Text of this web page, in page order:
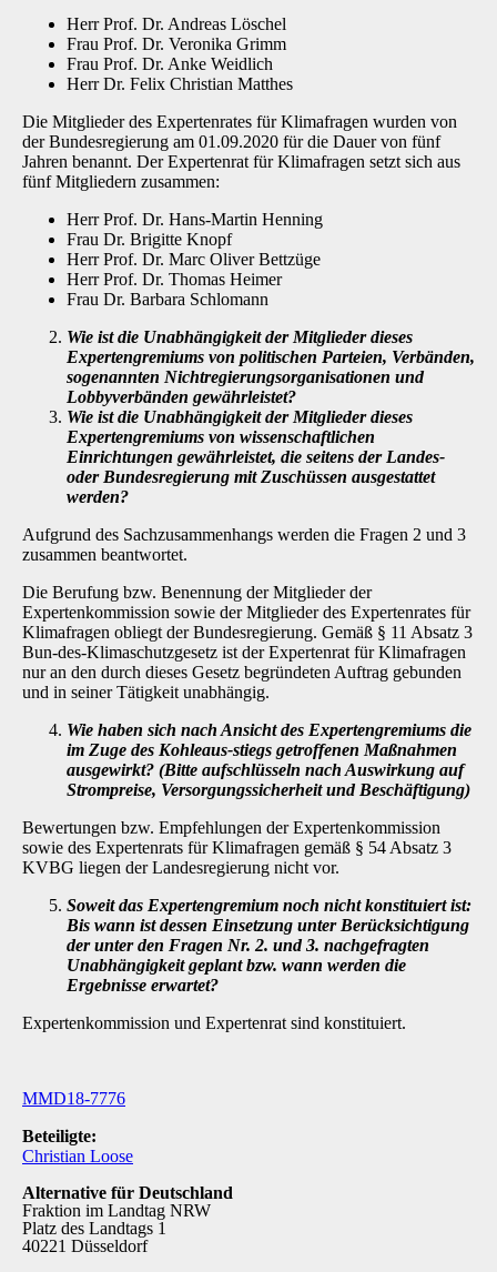
Herr Prof. Dr. Andreas Löschel
Frau Prof. Dr. Veronika Grimm
Frau Prof. Dr. Anke Weidlich
Herr Dr. Felix Christian Matthes
Die Mitglieder des Expertenrates für Klimafragen wurden von
der Bundesregierung am 01.09.2020 für die Dauer von fünf
Jahren benannt. Der Expertenrat für Klimafragen setzt sich aus
fünf Mitgliedern zusammen:
Herr Prof. Dr. Hans-Martin Henning
Frau Dr. Brigitte Knopf
Herr Prof. Dr. Marc Oliver Bettzüge
Herr Prof. Dr. Thomas Heimer
Frau Dr. Barbara Schlomann
Wie ist die Unabhängigkeit der Mitglieder dieses
Expertengremiums von politi­schen Parteien, Verbänden,
sogenannten Nichtregierungsorganisationen und
Lobbyverbänden gewährleistet?
Wie ist die Unabhängigkeit der Mitglieder dieses
Expertengremiums von wissen­schaftlichen
Einrichtungen gewährleistet, die seitens der Landes-
oder Bundes­regierung mit Zuschüssen ausgestattet
werden?
Aufgrund des Sachzusammenhangs werden die Fragen 2 und 3
zusammen beantwortet.
Die Berufung bzw. Benennung der Mitglieder der
Expertenkommission sowie der Mitglieder des Expertenrates für
Klimafragen obliegt der Bundesregierung. Gemäß § 11 Absatz 3
Bun-des-Klimaschutzgesetz ist der Expertenrat für Klimafragen
nur an den durch dieses Gesetz begründeten Auftrag gebunden
und in seiner Tätigkeit unabhängig.
Wie haben sich nach Ansicht des Expertengremiums die
im Zuge des Kohleaus-stiegs getroffenen Maßnahmen
ausgewirkt? (Bitte aufschlüsseln nach Auswir­kung auf
Strompreise, Versorgungssicherheit und Beschäftigung)
Bewertungen bzw. Empfehlungen der Expertenkommission
sowie des Expertenrats für Klima­fragen gemäß § 54 Absatz 3
KVBG liegen der Landesregierung nicht vor.
Soweit das Expertengremium noch nicht konstituiert ist:
Bis wann ist dessen Ein­setzung unter Berücksichtigung
der unter den Fragen Nr. 2. und 3. nachgefragten
Unabhängigkeit geplant bzw. wann werden die
Ergebnisse erwartet?
Expertenkommission und Expertenrat sind konstituiert.
MMD18-7776
Beteiligte:
Christian Loose
Alternative für Deutschland
Fraktion im Landtag NRW
Platz des Landtags 1
40221 Düsseldorf